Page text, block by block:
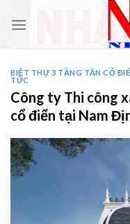
BIỆT THỰ 3 TẦNG TÂN CỔ
TỨC
Công ty Thi công
cổ điển tại Nam